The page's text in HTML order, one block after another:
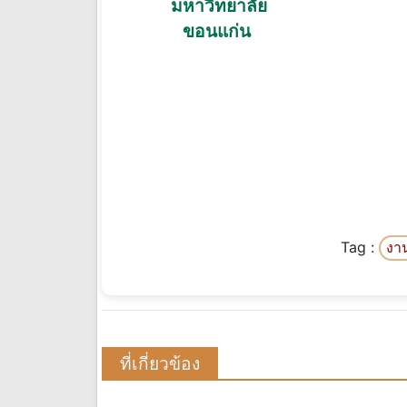
มหาวิทยาลัย
ขอนแก่น
Tag : งา
ที่เกี่ยวข้อง